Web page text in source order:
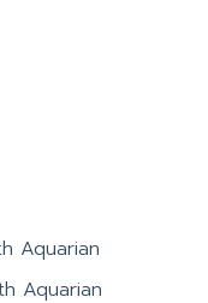
Aquarian
Aquarian